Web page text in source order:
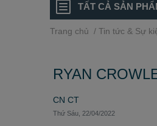
TẤT CẢ SẢN
Trang chủ / Tin tức & Sự
RYAN
CN CT
Thứ Sáu, 22/04/2022